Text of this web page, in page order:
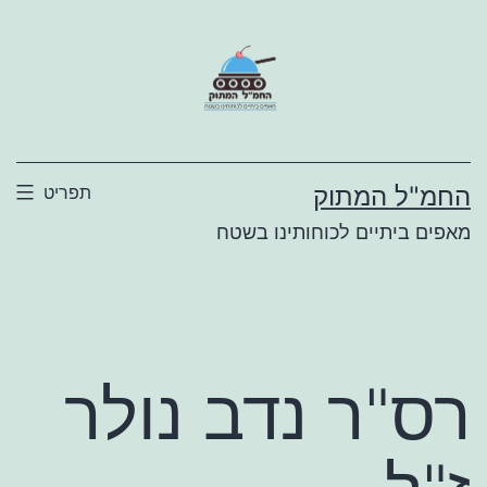
החמ"ל המתוק
מאפים ביתיים לכוחותינו בשטח
תפריט
רס"ר נדב נולר